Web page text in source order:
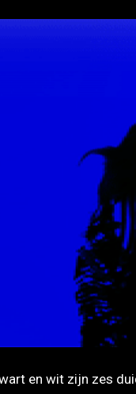
en wit zijn zes